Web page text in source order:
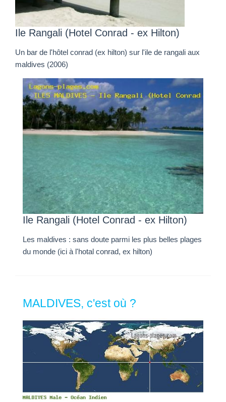
Ile Rangali (Hotel Conrad - ex Hilton)
Un bar de l'hôtel conrad (ex hilton) sur l'ile de rangali aux
maldives (2006)
Ile Rangali (Hotel Conrad - ex Hilton)
Les maldives : sans doute parmi les plus belles plages
du monde (ici à l'hotal conrad, ex hilton)
MALDIVES, c'est où ?